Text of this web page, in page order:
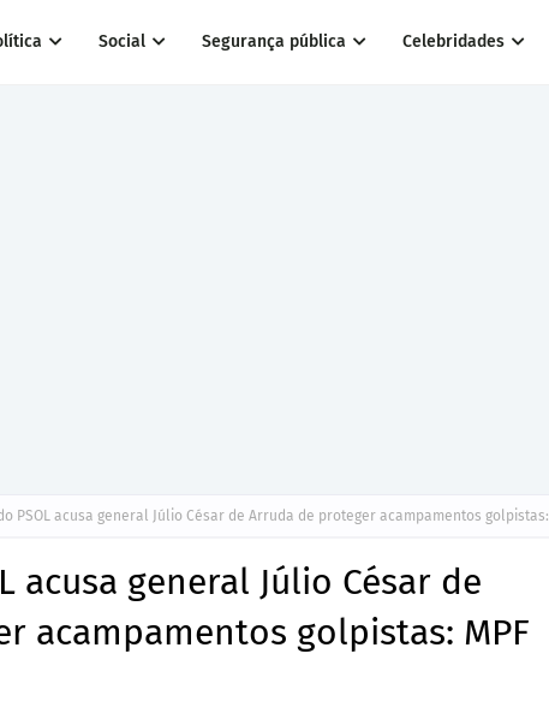
Social Segurança pública Celebridades
PSOL acusa general Júlio César de Arruda de proteger acampamentos golpistas:
acusa general Júlio César de
acampamentos golpistas: MPF